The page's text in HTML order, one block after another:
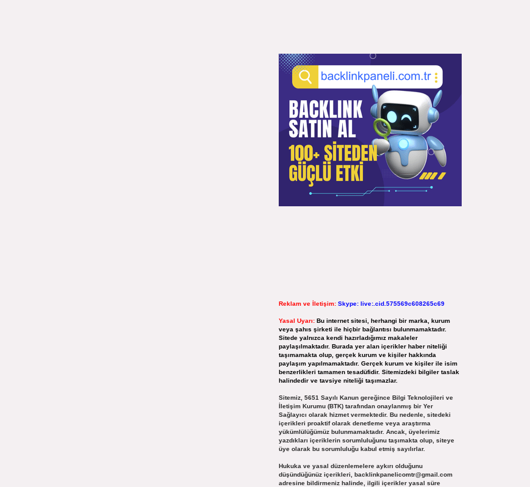
Reklam ve İletişim: Skype: live:.cid.575569c608265c69
Yasal Uyarı: Bu internet sitesi, herhangi bir marka, kurum
veya şahıs şirketi ile hiçbir bağlantısı bulunmamaktadır.
Sitede yalnızca kendi hazırladığımız makaleler
paylaşılmaktadır. Burada yer alan içerikler haber niteliği
taşımamakta olup, gerçek kurum ve kişiler hakkında
paylaşım yapılmamaktadır. Gerçek kurum ve kişiler ile isim
benzerlikleri tamamen tesadüfidir. Sitemizdeki bilgiler taslak
halindedir ve tavsiye niteliği taşımazlar.
Sitemiz, 5651 Sayılı Kanun gereğince Bilgi Teknolojileri ve
İletişim Kurumu (BTK) tarafından onaylanmış bir Yer
Sağlayıcı olarak hizmet vermektedir. Bu nedenle, sitedeki
içerikleri proaktif olarak denetleme veya araştırma
yükümlülüğümüz bulunmamaktadır. Ancak, üyelerimiz
yazdıkları içeriklerin sorumluluğunu taşımakta olup, siteye
üye olarak bu sorumluluğu kabul etmiş sayılırlar.
Hukuka ve yasal düzenlemelere aykırı olduğunu
düşündüğünüz içerikleri, backlinkpanelicomtr@gmail.com
adresine bildirmeniz halinde, ilgili içerikler yasal süre